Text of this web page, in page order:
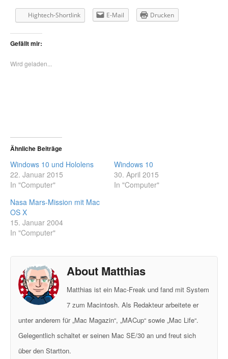
Hightech-Shortlink E-Mail Drucken
Gefällt mir:
Wird geladen...
Ähnliche Beiträge
Windows 10 und Hololens
22. Januar 2015
In "Computer"
Windows 10
30. April 2015
In "Computer"
Nasa Mars-Mission mit Mac
OS X
15. Januar 2004
In "Computer"
About Matthias
Matthias ist ein Mac-Freak und fand mit System
7 zum Macintosh. Als Redakteur arbeitete er
unter anderem für „Mac Magazin“, „MACup“ sowie „Mac Life“.
Gelegentlich schaltet er seinen Mac SE/30 an und freut sich
über den Startton.